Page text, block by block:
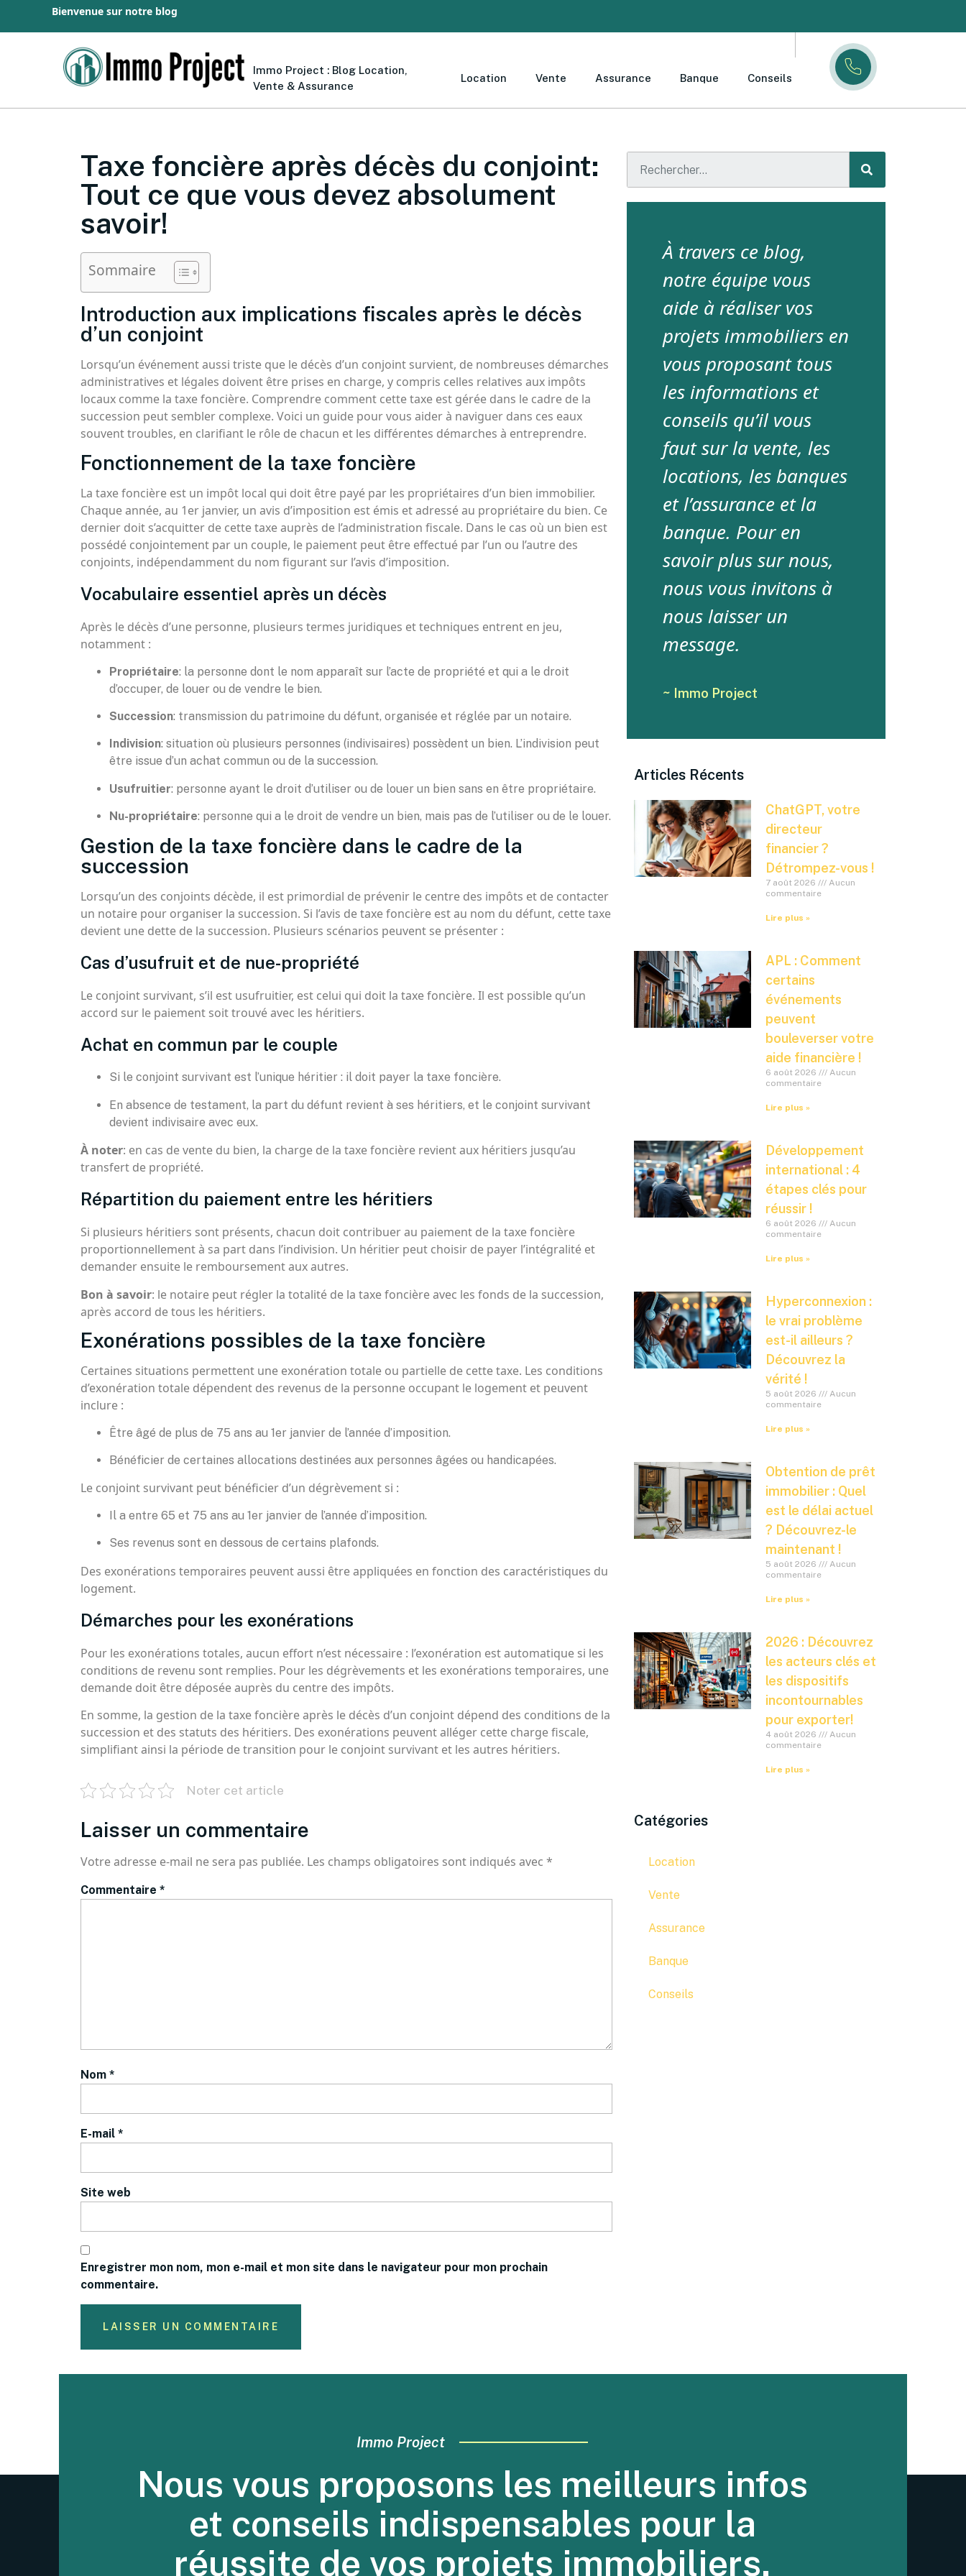
Bienvenue sur notre blog
Immo Project : Blog Location,
Vente & Assurance
Location Vente Assurance Banque Conseils
Taxe foncière après décès du conjoint:
Tout ce que vous devez absolument
savoir!
Sommaire
Introduction aux implications fiscales après le décès
d’un conjoint
Lorsqu’un événement aussi triste que le décès d’un conjoint survient, de nombreuses démarches
administratives et légales doivent être prises en charge, y compris celles relatives aux impôts
locaux comme la taxe foncière. Comprendre comment cette taxe est gérée dans le cadre de la
succession peut sembler complexe. Voici un guide pour vous aider à naviguer dans ces eaux
souvent troubles, en clarifiant le rôle de chacun et les différentes démarches à entreprendre.
Fonctionnement de la taxe foncière
La taxe foncière est un impôt local qui doit être payé par les propriétaires d’un bien immobilier.
Chaque année, au 1er janvier, un avis d’imposition est émis et adressé au propriétaire du bien. Ce
dernier doit s’acquitter de cette taxe auprès de l’administration fiscale. Dans le cas où un bien est
possédé conjointement par un couple, le paiement peut être effectué par l’un ou l’autre des
conjoints, indépendamment du nom figurant sur l’avis d’imposition.
Vocabulaire essentiel après un décès
Après le décès d’une personne, plusieurs termes juridiques et techniques entrent en jeu,
notamment :
Propriétaire: la personne dont le nom apparaît sur l’acte de propriété et qui a le droit
d’occuper, de louer ou de vendre le bien.
Succession: transmission du patrimoine du défunt, organisée et réglée par un notaire.
Indivision: situation où plusieurs personnes (indivisaires) possèdent un bien. L’indivision peut
être issue d’un achat commun ou de la succession.
Usufruitier: personne ayant le droit d’utiliser ou de louer un bien sans en être propriétaire.
Nu-propriétaire: personne qui a le droit de vendre un bien, mais pas de l’utiliser ou de le louer.
Gestion de la taxe foncière dans le cadre de la
succession
Lorsqu’un des conjoints décède, il est primordial de prévenir le centre des impôts et de contacter
un notaire pour organiser la succession. Si l’avis de taxe foncière est au nom du défunt, cette taxe
devient une dette de la succession. Plusieurs scénarios peuvent se présenter :
Cas d’usufruit et de nue-propriété
Le conjoint survivant, s’il est usufruitier, est celui qui doit la taxe foncière. Il est possible qu’un
accord sur le paiement soit trouvé avec les héritiers.
Achat en commun par le couple
Si le conjoint survivant est l’unique héritier : il doit payer la taxe foncière.
En absence de testament, la part du défunt revient à ses héritiers, et le conjoint survivant
devient indivisaire avec eux.
À noter: en cas de vente du bien, la charge de la taxe foncière revient aux héritiers jusqu’au
transfert de propriété.
Répartition du paiement entre les héritiers
Si plusieurs héritiers sont présents, chacun doit contribuer au paiement de la taxe foncière
proportionnellement à sa part dans l’indivision. Un héritier peut choisir de payer l’intégralité et
demander ensuite le remboursement aux autres.
Bon à savoir: le notaire peut régler la totalité de la taxe foncière avec les fonds de la succession,
après accord de tous les héritiers.
Exonérations possibles de la taxe foncière
Certaines situations permettent une exonération totale ou partielle de cette taxe. Les conditions
d’exonération totale dépendent des revenus de la personne occupant le logement et peuvent
inclure :
Être âgé de plus de 75 ans au 1er janvier de l’année d’imposition.
Bénéficier de certaines allocations destinées aux personnes âgées ou handicapées.
Le conjoint survivant peut bénéficier d’un dégrèvement si :
Il a entre 65 et 75 ans au 1er janvier de l’année d’imposition.
Ses revenus sont en dessous de certains plafonds.
Des exonérations temporaires peuvent aussi être appliquées en fonction des caractéristiques du
logement.
Démarches pour les exonérations
Pour les exonérations totales, aucun effort n’est nécessaire : l’exonération est automatique si les
conditions de revenu sont remplies. Pour les dégrèvements et les exonérations temporaires, une
demande doit être déposée auprès du centre des impôts.
En somme, la gestion de la taxe foncière après le décès d’un conjoint dépend des conditions de la
succession et des statuts des héritiers. Des exonérations peuvent alléger cette charge fiscale,
simplifiant ainsi la période de transition pour le conjoint survivant et les autres héritiers.
Noter cet article
Laisser un commentaire
Votre adresse e-mail ne sera pas publiée. Les champs obligatoires sont indiqués avec *
Commentaire *
Nom *
E-mail *
Site web
Enregistrer mon nom, mon e-mail et mon site dans le navigateur pour mon prochain
commentaire.
À travers ce blog,
notre équipe vous
aide à réaliser vos
projets immobiliers en
vous proposant tous
les informations et
conseils qu’il vous
faut sur la vente, les
locations, les banques
et l’assurance et la
banque. Pour en
savoir plus sur nous,
nous vous invitons à
nous laisser un
message.
~ Immo Project
Articles Récents
ChatGPT, votre
directeur
financier ?
Détrompez-vous !
7 août 2026
Aucun
commentaire
Lire plus »
APL : Comment
certains
événements
peuvent
bouleverser votre
aide financière !
6 août 2026
Aucun
commentaire
Lire plus »
Développement
international : 4
étapes clés pour
réussir !
6 août 2026
Aucun
commentaire
Lire plus »
Hyperconnexion :
le vrai problème
est-il ailleurs ?
Découvrez la
vérité !
5 août 2026
Aucun
commentaire
Lire plus »
Obtention de prêt
immobilier : Quel
est le délai actuel
? Découvrez-le
maintenant !
5 août 2026
Aucun
commentaire
Lire plus »
2026 : Découvrez
les acteurs clés et
les dispositifs
incontournables
pour exporter!
4 août 2026
Aucun
commentaire
Lire plus »
Catégories
Location
Vente
Assurance
Banque
Conseils
Immo Project
Nous vous proposons les meilleurs infos
et conseils indispensables pour la
réussite de vos projets immobiliers.